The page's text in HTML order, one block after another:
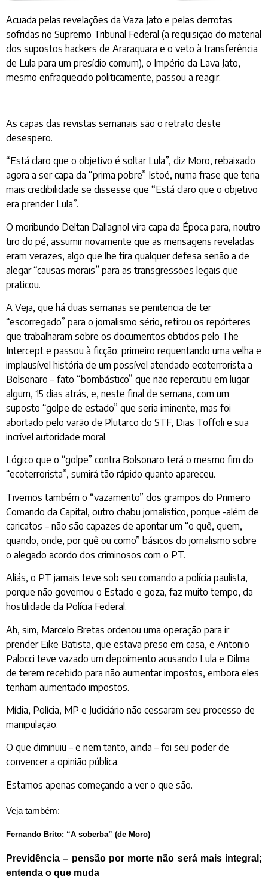
Acuada pelas revelações da Vaza Jato e pelas derrotas
sofridas no Supremo Tribunal Federal (a requisição do material
dos supostos hackers de Araraquara e o veto à transferência
de Lula para um presídio comum), o Império da Lava Jato,
mesmo enfraquecido politicamente, passou a reagir.
As capas das revistas semanais são o retrato deste
desespero.
“Está claro que o objetivo é soltar Lula”, diz Moro, rebaixado
agora a ser capa da “prima pobre” Istoé, numa frase que teria
mais credibilidade se dissesse que “Está claro que o objetivo
era prender Lula”.
O moribundo Deltan Dallagnol vira capa da Época para, noutro
tiro do pé, assumir novamente que as mensagens reveladas
eram verazes, algo que lhe tira qualquer defesa senão a de
alegar “causas morais” para as transgressões legais que
praticou.
A Veja, que há duas semanas se penitencia de ter
“escorregado” para o jornalismo sério, retirou os repórteres
que trabalharam sobre os documentos obtidos pelo The
Intercept e passou à ficção: primeiro requentando uma velha e
implausível história de um possível atendado ecoterrorista a
Bolsonaro – fato “bombástico” que não repercutiu em lugar
algum, 15 dias atrás, e, neste final de semana, com um
suposto “golpe de estado” que seria iminente, mas foi
abortado pelo varão de Plutarco do STF, Dias Toffoli e sua
incrível autoridade moral.
Lógico que o “golpe” contra Bolsonaro terá o mesmo fim do
“ecoterrorista”, sumirá tão rápido quanto apareceu.
Tivemos também o “vazamento” dos grampos do Primeiro
Comando da Capital, outro chabu jornalístico, porque -além de
caricatos – não são capazes de apontar um “o quê, quem,
quando, onde, por quê ou como” básicos do jornalismo sobre
o alegado acordo dos criminosos com o PT.
Aliás, o PT jamais teve sob seu comando a polícia paulista,
porque não governou o Estado e goza, faz muito tempo, da
hostilidade da Polícia Federal.
Ah, sim, Marcelo Bretas ordenou uma operação para ir
prender Eike Batista, que estava preso em casa, e Antonio
Palocci teve vazado um depoimento acusando Lula e Dilma
de terem recebido para não aumentar impostos, embora eles
tenham aumentado impostos.
Mídia, Polícia, MP e Judiciário não cessaram seu processo de
manipulação.
O que diminuiu – e nem tanto, ainda – foi seu poder de
convencer a opinião pública.
Estamos apenas começando a ver o que são.
Veja também:
Fernando Brito: “A soberba” (de Moro)
Previdência – pensão por morte não será mais integral;
entenda o que muda